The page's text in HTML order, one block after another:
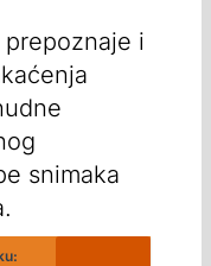
i
snimaka